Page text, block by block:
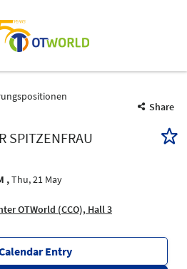
Share
SPITZENFRAU
Thu, 21 May
OTWorld (CCO), Hall 3
Entry